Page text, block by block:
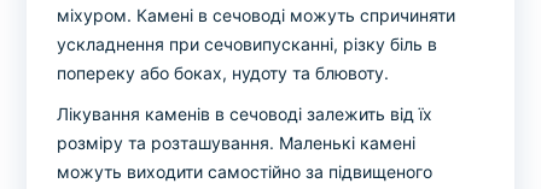
міхуром. Камені в сечоводі можуть спричиняти
ускладнення при сечовипусканні, різку біль в
попереку або боках, нудоту та блювоту.
Лікування каменів в сечоводі залежить від їх
розміру та розташування. Маленькі камені
можуть виходити самостійно за підвищеного